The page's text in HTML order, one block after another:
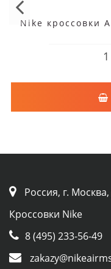
Nike кроссовки
Россия, г.
Кроссовки Nike
8 (495) 233-56-49